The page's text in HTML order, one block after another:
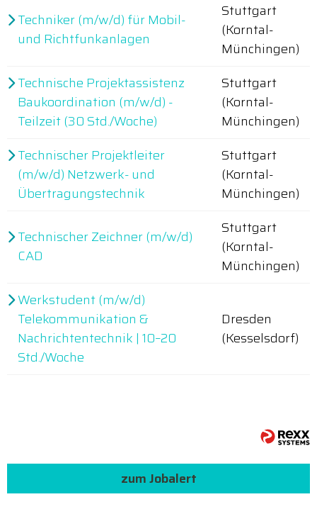
Techniker (m/w/d) für Mobil-
und Richtfunkanlagen
Stuttgart
(Korntal-
Münchingen)
Technische Projektassistenz
Baukoordination (m/w/d) -
Teilzeit (30 Std./Woche)
Stuttgart
(Korntal-
Münchingen)
Technischer Projektleiter
(m/w/d) Netzwerk- und
Übertragungstechnik
Stuttgart
(Korntal-
Münchingen)
Technischer Zeichner (m/w/d)
CAD
Stuttgart
(Korntal-
Münchingen)
Werkstudent (m/w/d)
Telekommunikation &
Nachrichtentechnik | 10–20
Std./Woche
Dresden
(Kesselsdorf)
zum Jobalert